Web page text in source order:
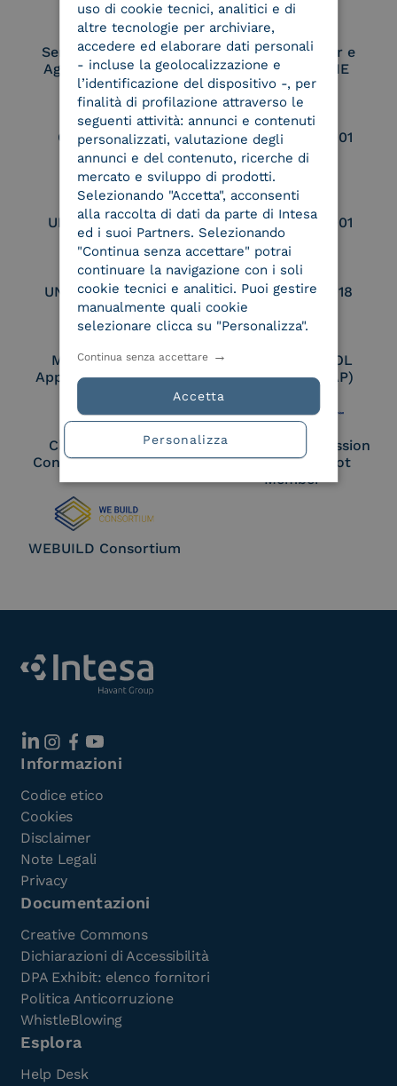
Service Provider e
Aggregatore SPID
Service Provider e
Aggregatore CIE
Conservatore
qualificato
UNI EN ISO 37001
UNI EN ISO 9001 UNI EN ISO 27001
UNI EN ISO 27017 UNI EN ISO 27018
Membro Adobe
Approved Trust List
Certified PEPPOL
Access Point (AP)
Cloud Signature
Consortium Member
European Commission
Large Scale Pilot
Member
WEBUILD Consortium
Informazioni
Codice etico
Cookies
Disclaimer
Note Legali
Privacy
Documentazioni
Creative Commons
Dichiarazioni di Accessibilità
DPA Exhibit: elenco fornitori
Politica Anticorruzione
WhistleBlowing
Esplora
Help Desk
uso di cookie tecnici, analitici e di
altre tecnologie per archiviare,
accedere ed elaborare dati personali
- incluse la geolocalizzazione e
l’identificazione del dispositivo -, per
finalità di profilazione attraverso le
seguenti attività: annunci e contenuti
personalizzati, valutazione degli
annunci e del contenuto, ricerche di
mercato e sviluppo di prodotti.
Selezionando "Accetta", acconsenti
alla raccolta di dati da parte di Intesa
ed i suoi Partners. Selezionando
"Continua senza accettare" potrai
continuare la navigazione con i soli
cookie tecnici e analitici. Puoi gestire
manualmente quali cookie
selezionare clicca su "Personalizza".
Accetta
Continua senza accettare
Personalizza